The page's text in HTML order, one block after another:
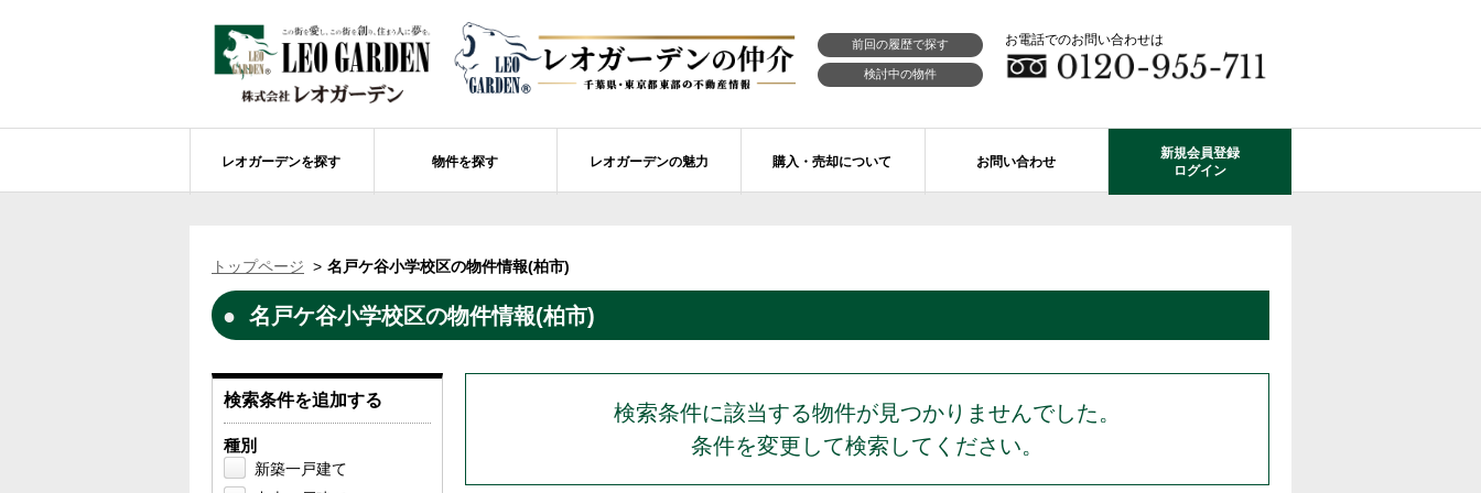
前回の履歴で探す
検討中の物件
お電話でのお問い合わせは
レオガーデンを探す
成田市のレオガーデン
レオガーデン新現場 造成工事のお知らせ
レオガーデン新船橋 紫吹の街Ⅱ レオガーデン船橋 大楠の杜 レオガーデン船橋 静音の杜
レオガーデン船橋法典 朝陽の街〔第1期〕 レオガーデン成田公津 煌羅の杜 レオガーデン成田 寛朝の杜
物件を探す
市川市エリアの物件情報
土地を探す
市川市の学区から探す お預かりしている物件 プール付住宅が建てられる物件
レオガーデン倶楽部について
レオガーデンの魅力
レオ・グローブ カリフォルニア
モデルハウス
アフターメンテナンス制度
太陽光発電システム 自由設計・建築設計
購入・売却について
住宅ローンのポイント
売却物件大募集
お問い合わせ
新規会員登録
ログイン
トップページ 名戸ケ谷小学校区の物件情報(柏市)
名戸ケ谷小学校区の物件情報(柏市)
検索条件に該当する物件が見つかりませんでした。
条件を変更して検索してください。
検索条件を追加する
種別
新築一戸建て